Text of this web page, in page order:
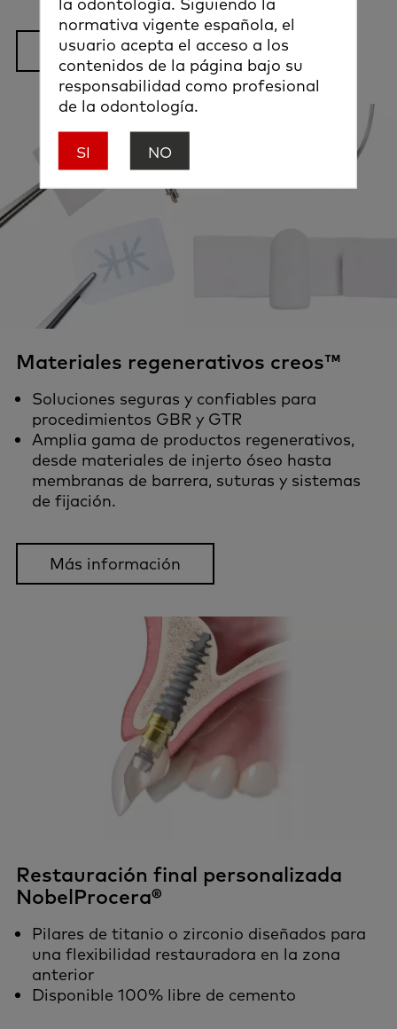
normativa vigente española, el
usuario acepta el acceso a los
contenidos de la página bajo su
responsabilidad como profesional
de la odontología.
SI NO
Más información
Materiales regenerativos creos™
Soluciones seguras y confiables para
procedimientos GBR y GTR
Amplia gama de productos regenerativos,
desde materiales de injerto óseo hasta
membranas de barrera, suturas y sistemas
de fijación.
Más información
Restauración final personalizada
NobelProcera®
Pilares de titanio o zirconio diseñados para
una flexibilidad restauradora en la zona
anterior
Disponible 100% libre de cemento